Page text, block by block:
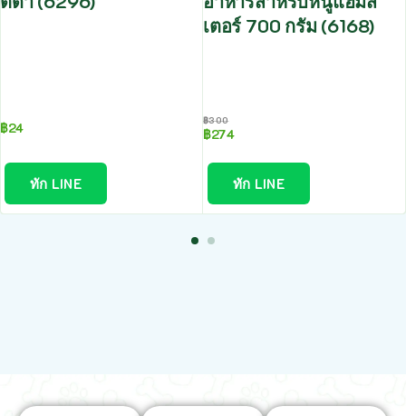
฿24
ทัก LINE
เตอร์ 700 กรัม (6168)
฿300
฿274
ทัก LINE